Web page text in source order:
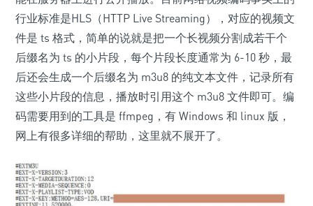
行业标准是HLS（HTTP Live Streaming），对应的视频文
件是 ts 格式，简单的说就是把一个长视频分割成若干个
后缀名为 ts 的小片段，每个片段长度通常为 6-10 秒，最
后还会生成一个后缀名为 m3u8 的纯文本文件，记录所有
这些小片段的信息，播放时引用这个 m3u8 文件即可。编
码需要用到的工具是 ffmpeg，有 Windows 和 linux 版，
网上有很多详细的帮助，这里就不展开了。